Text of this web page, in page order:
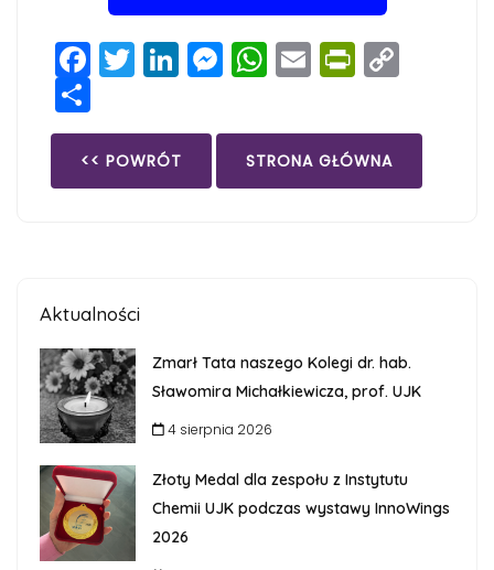
Facebook
Twitter
LinkedIn
Messenger
WhatsApp
Email
Share
<< POWRÓT STRONA GŁÓWNA
Aktualności
Zmarł Tata naszego Kolegi dr. hab.
Sławomira Michałkiewicza, prof. UJK
4 sierpnia 2026
Złoty Medal dla zespołu z Instytutu
Chemii UJK podczas wystawy InnoWings
2026